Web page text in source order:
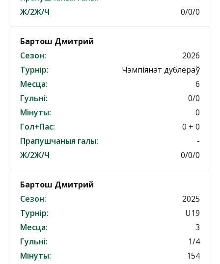
Ж/2Ж/Ч
0/0/0
Бартош Дмитрий
Сезон:
2026
Турнір:
Чэмпіянат дублёраў
Месца:
6
Гульні:
0/0
Мінуты:
0
Гол+Пас:
0 + 0
Прапушчаныя галы:
-
Ж/2Ж/Ч
0/0/0
Бартош Дмитрий
Сезон:
2025
Турнір:
U19
Месца:
3
Гульні:
1/4
Мінуты:
154